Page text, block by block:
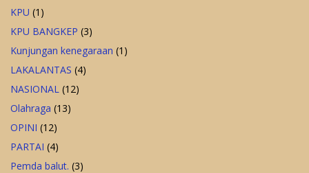
KPU (1)
KPU BANGKEP (3)
Kunjungan kenegaraan (1)
LAKALANTAS (4)
NASIONAL (12)
Olahraga (13)
OPINI (12)
PARTAI (4)
Pemda balut. (3)